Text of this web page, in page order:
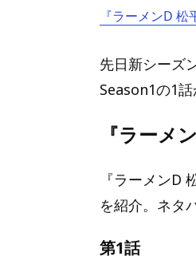
『ラーメンD
先日新シーズ
Season1の1
『ラーメ
『ラーメンD
を紹介。ネタ
第1話